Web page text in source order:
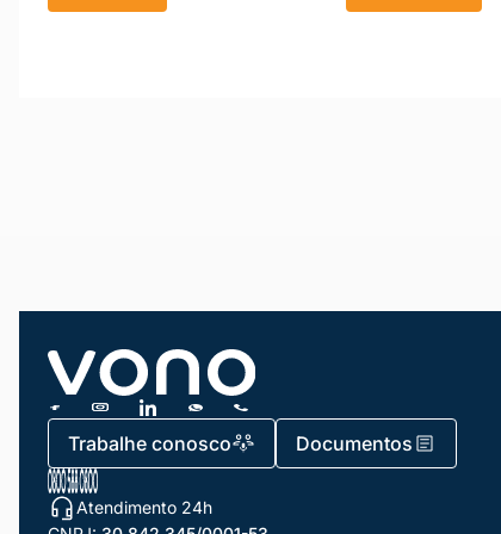
Trabalhe conosco Documentos
Atendimento 24h